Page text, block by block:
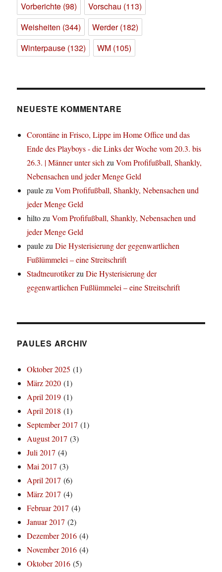
Vorberichte (98) Vorschau (113)
Weisheiten (344) Werder(182)
Winterpause (132) WM (105)
NEUESTE KOMMENTARE
Corontäne in Frisco, Lippe im Home Office und das
Ende des Playboys - die Links der Woche vom 20.3. bis
26.3. | Männer unter sichzuVom Profifußball, Shankly,
Nebensachen und jeder Menge Geld
paulezuVom Profifußball, Shankly, Nebensachen und
jeder Menge Geld
hiltozuVom Profifußball, Shankly, Nebensachen und
jeder Menge Geld
paulezuDie Hysterisierung der gegenwartlichen
Fußlümmelei – eine Streitschrift
StadtneurotikerzuDie Hysterisierung der
gegenwartlichen Fußlümmelei – eine Streitschrift
PAULES ARCHIV
Oktober 2025 (1)
März 2020 (1)
April 2019 (1)
April 2018 (1)
September 2017 (1)
August 2017 (3)
Juli 2017 (4)
Mai 2017 (3)
April 2017 (6)
März 2017 (4)
Februar 2017 (4)
Januar 2017 (2)
Dezember 2016 (4)
November 2016 (4)
Oktober 2016 (5)